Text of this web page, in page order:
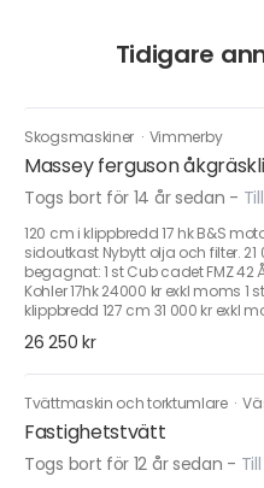
Tidigare
Skogsmaskiner · Vimmerby
Massey ferguson
Togs bort för 14 år sedan -
120 cm i klippbredd 17 hk B&S
sidoutkast Nybytt olja och filter.
begagnat: 1 st Cub cadet FMZ
Kohler 17hk 24000 kr exkl moms
klippbredd 127 cm 31 000 kr exkl
26 250 kr
Tvättmaskin och torktumlare ·
Fastighetstvätt
Togs bort för 12 år sedan -